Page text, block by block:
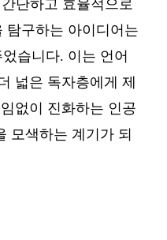
단하고 효율적으로
탐구하는 아이디어는
습니다. 이는 언어
넓은 독자층에게 제
없이 진화하는 인공
모색하는 계기가 되